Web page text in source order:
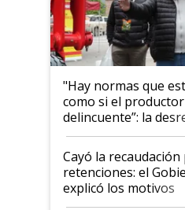
"Hay normas que
como si el
delincuente”: la
al Congreso
habló del
Cayó la
retenciones: el
explicó los motivos